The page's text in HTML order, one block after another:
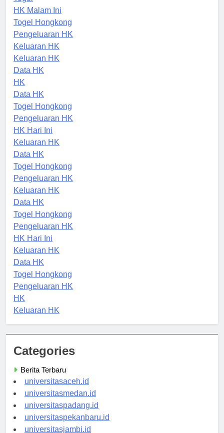
Togel
HK Malam Ini
Togel Hongkong
Pengeluaran HK
Keluaran HK
Keluaran HK
Data HK
HK
Data HK
Togel Hongkong
Pengeluaran HK
HK Hari Ini
Keluaran HK
Data HK
Togel Hongkong
Pengeluaran HK
Keluaran HK
Data HK
Togel Hongkong
Pengeluaran HK
HK Hari Ini
Keluaran HK
Data HK
Togel Hongkong
Pengeluaran HK
HK
Categories
Berita Terbaru
universitasaceh.id
universitasmedan.id
universitaspadang.id
universitaspekanbaru.id